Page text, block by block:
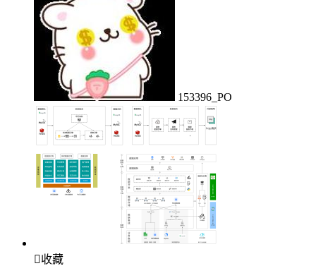
153396_PO
收藏